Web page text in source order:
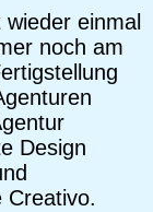
einmal
noch am
Design
Creativo.